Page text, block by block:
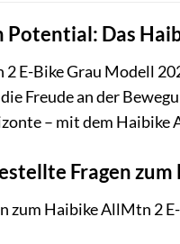
Potential: Das
E-Bike Grau Modell
Freude an der
– mit dem Haibike
Fragen
zum Haibike AllMtn 2